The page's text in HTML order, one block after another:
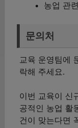
농업 관
문의처
교육 운영팀에
락해 주세요.
이번 교육이 신
공적인 농업 활
건이 맞는다면